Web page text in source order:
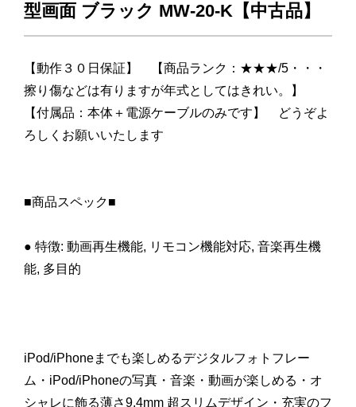
型画面 ブラック MW-20-K【中古品】
【動作３０日保証】 【商品ランク：★★★/5・・・
擦り傷などは有りますが年式としてはきれい。】
【付属品：本体＋電源ケーブルのみです】 どうぞよ
ろしくお願いいたします
■商品スペック■
● 特徴: 動画再生機能, リモコン機能対応, 音楽再生機
能, 多目的
iPod/iPhoneまでも楽しめるデジタルフォトフレー
ム・iPod/iPhoneの写真・音楽・動画が楽しめる・オ
シャレに飾る薄さ9.4mm 超スリムデザイン・充実のフ